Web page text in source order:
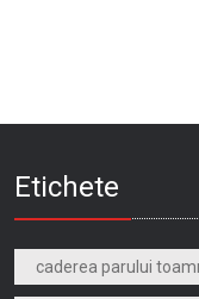
Etichete
caderea parului